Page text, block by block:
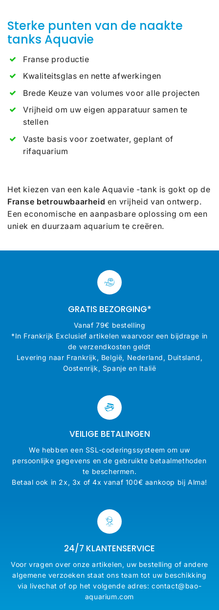
Sterke punten van de naakte
tanks Aquavie
Franse productie
Kwaliteitsglas en nette afwerkingen
Brede Keuze van volumes voor alle projecten
Vrijheid om uw eigen apparatuur samen te
stellen
Vaste basis voor zoetwater, geplant of
rifaquarium
Het kiezen van een kale Aquavie -tank is gokt op de
Franse betrouwbaarheid en vrijheid van ontwerp.
Een economische en aanpasbare oplossing om een ​​
uniek en duurzaam aquarium te creëren.
GRATIS BEZORGING*
Vanaf 79€ bestelling
*In Frankrijk Exclusief artikelen waarvoor een bijdrage in
de verzendkosten geldt
Levering naar Frankrijk, België, Nederland, Duitsland,
Oostenrijk, Spanje en Italië
VEILIGE BETALINGEN
We hebben een SSL-coderingssysteem om uw
persoonlijke gegevens en de gebruikte betaalmethoden
te beschermen.
Betaal ook in 2x, 3x of 4x vanaf 100€ aankoop bij Alma!
24/7 KLANTENSERVICE
Voor vragen over onze artikelen, uw bestelling of andere
algemene verzoeken staat ons team tot uw beschikking
via livechat of op het volgende adres: contact@bao-
aquarium.com